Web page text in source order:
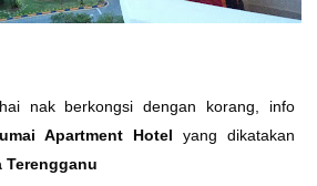
nak berkongsi dengan korang, info
Apartment Hotel yang dikatakan
Terengganu